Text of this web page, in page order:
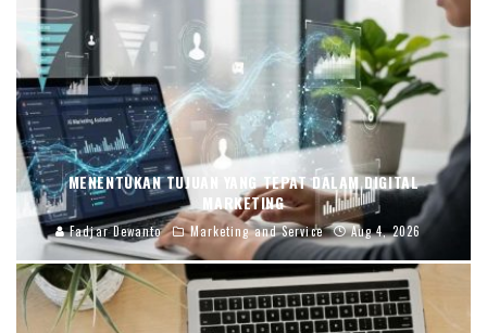
MENENTUKAN TUJUAN YANG TEPAT DALAM DIGITAL
MARKETING
Fadjar Dewanto Marketing and Service Aug 4, 2026